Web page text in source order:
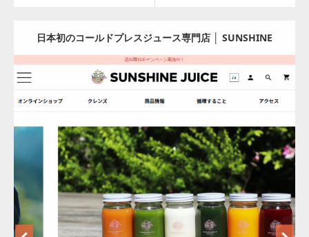
日本初のコールドプレスジュース専門店 │ SUNSHINE
JUICE
Category:食料品
Detail Visit